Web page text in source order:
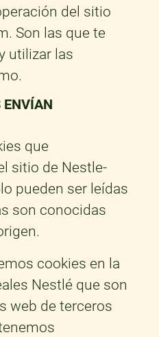
del sitio
Son las que te
utilizar las
ENVÍAN
que
sitio de Nestle-
pueden ser leídas
son conocidas
cookies en la
Nestlé que son
web de terceros